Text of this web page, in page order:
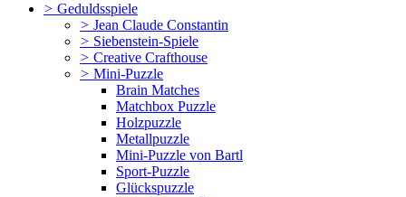
> Geduldsspiele
> Jean Claude Constantin
> Siebenstein-Spiele
> Creative Crafthouse
> Mini-Puzzle
Brain Matches
Matchbox Puzzle
Holzpuzzle
Metallpuzzle
Mini-Puzzle von Bartl
Sport-Puzzle
Glückspuzzle